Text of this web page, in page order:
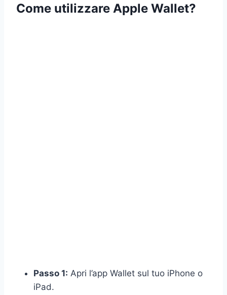
Come utilizzare Apple Wallet?
Passo 1: Apri l’app Wallet sul tuo iPhone o
iPad.